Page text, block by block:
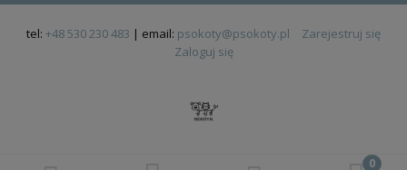
tel: +48 530 230 483 | email: psokoty@psokoty.pl
Zarejestruj się
Zaloguj się